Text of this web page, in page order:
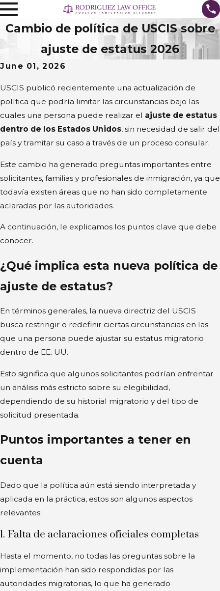
Cambio de política de USCIS sobre
ajuste de estatus 2026
June 01, 2026
USCIS publicó recientemente una actualización de
política que podría limitar las circunstancias bajo las
cuales una persona puede realizar el ajuste de estatus
dentro de los Estados Unidos, sin necesidad de salir del
país y tramitar su caso a través de un proceso consular.
Este cambio ha generado preguntas importantes entre
solicitantes, familias y profesionales de inmigración, ya que
todavía existen áreas que no han sido completamente
aclaradas por las autoridades.
A continuación, le explicamos los puntos clave que debe
conocer.
¿Qué implica esta nueva política de
ajuste de estatus?
En términos generales, la nueva directriz del USCIS
busca restringir o redefinir ciertas circunstancias en las
que una persona puede ajustar su estatus migratorio
dentro de EE. UU.
Esto significa que algunos solicitantes podrían enfrentar
un análisis más estricto sobre su elegibilidad,
dependiendo de su historial migratorio y del tipo de
solicitud presentada.
Puntos importantes a tener en
cuenta
Dado que la política aún está siendo interpretada y
aplicada en la práctica, estos son algunos aspectos
relevantes:
1. Falta de aclaraciones oficiales completas
Hasta el momento, no todas las preguntas sobre la
implementación han sido respondidas por las
autoridades migratorias, lo que ha generado